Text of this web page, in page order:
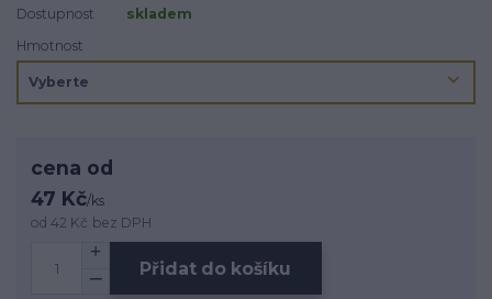
Dostupnost
skladem
Hmotnost
cena od
47 Kč/ks
od42 Kč bez DPH
Přidat do košíku